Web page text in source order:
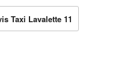
Taxi Lavalette 11